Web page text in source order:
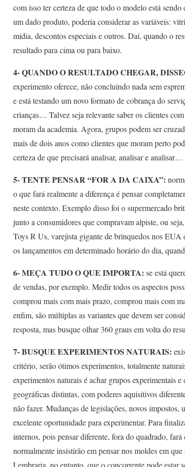
com isso ter certeza de que todo o modelo está
um dado produto, poderia considerar as variáveis:
mídia, descontos especiais e outros. Daí, quando o
resultado para cima ou para baixo.
4- QUANDO O RESULTADO CHEGAR,
experimento oferece, não concluindo nada sem
e está testando um novo formato de cobrança do
crianças… Talvez seja relevante saber os clientes
moram da academia. Agora, grupos podem ser
mais de dois anos como clientes que moram perto
certeza de que precisará analisar, analisar e
5- TENTE PENSAR “FOR A DA CAIXA”:
o que fará realmente a diferença é pensar
neste contexto. Exemplo disso foi o supermercado
junto a consumidores que compravam alpiste, ou
Toys R Us, varejista gigante de brinquedos nos EUA
os lançamentos em determinado horário do dia,
6- MEÇA TUDO O QUE IMPORTA: se está
de vendas, por exemplo. Medir todos os aspectos
comprou mais com mais prazo, comprou mais com
enfim, são múltiplas as variantes que devem ser
resposta, mas busque olhar 360 graus em volta do
7- BUSQUE EXPERIMENTOS NATURAIS:
critério, serão ótimos experimentos, totalmente
experimentos naturais é achar grupos experimentais
geográficas distintas, com poderes aquisitivos
não fazer. Mudanças de legislações, novos
excelente oportunidade para experimentar. Para
internos, pois pensar diferente, fora do quadrado,
normalmente insistirão em pensar nos moldes em
Lembraria, no entanto, que o concorrente pode estar